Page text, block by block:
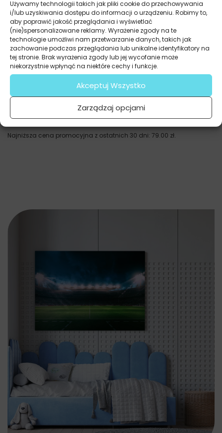
Używamy technologii takich jak pliki cookie do przechowywania
i/lub uzyskiwania dostępu do informacji o urządzeniu. Robimy to,
aby poprawić jakość przeglądania i wyświetlać
(nie)spersonalizowane reklamy. Wyrażenie zgody na te
technologie umożliwi nam przetwarzanie danych, takich jak
zachowanie podczas przeglądania lub unikalne identyfikatory na
tej stronie. Brak wyrażenia zgody lub jej wycofanie może
niekorzystnie wpłynąć na niektóre cechy i funkcje.
Akceptuj Wszystko
Zarządzaj opcjami
Obrazy
Stadion Piłkarski Zielona Arena Futbolu
105.33zł 79.00zł
Najniższa cena promocyjna z ostatnich 30 dni: 79.00 zł.